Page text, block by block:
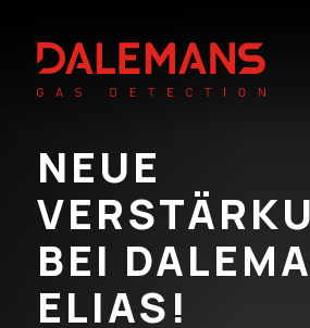
NEUE
BEI
ELIAS!